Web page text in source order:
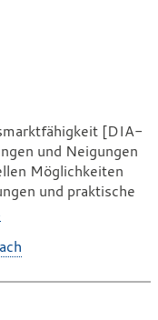
[DIA-
und Neigungen
Möglichkeiten
und praktische